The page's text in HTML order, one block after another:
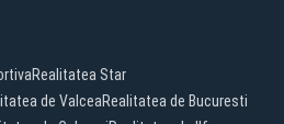
Realitatea Star
de ValceaRealitatea de Bucuresti